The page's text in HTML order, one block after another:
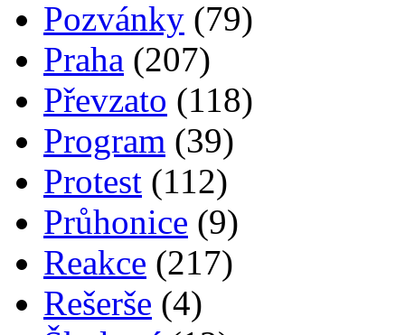
Pozvánky (79)
Praha (207)
Převzato (118)
Program (39)
Protest (112)
Průhonice (9)
Reakce (217)
Rešerše (4)